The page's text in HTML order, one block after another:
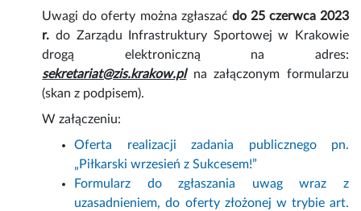
Uwagi do oferty można zgłaszać do 25 czerwca 2023
r. do Zarządu Infrastruktury Sportowej w Krakowie
drogą elektroniczną na adres:
sekretariat@zis.krakow.plna załączonym formularzu
(skan z podpisem).
W załączeniu:
Oferta realizacji zadania publicznego pn.
„Piłkarski wrzesień z Sukcesem!”
Formularz do zgłaszania uwag wraz z
uzasadnieniem, do oferty złożonej w trybie art.